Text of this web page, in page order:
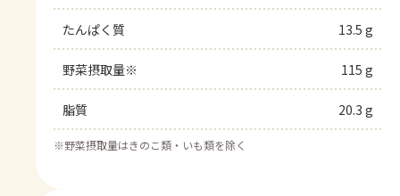
たんぱく質 13.5 g
野菜摂取量※ 115 g
脂質 20.3 g
※野菜摂取量はきのこ類・いも類を除く